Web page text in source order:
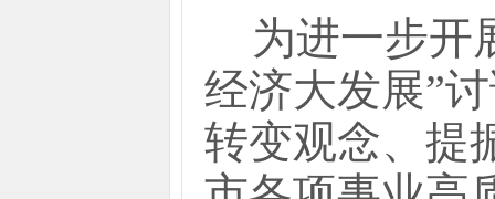
为进一步开
经济大发展”
转变观念、提